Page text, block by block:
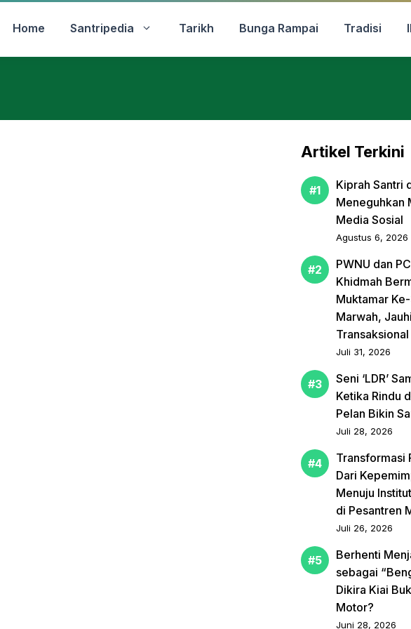
Home Santripedia Tarikh Bunga Rampai Tradisi
Artikel Terkini
Kiprah Santri
Meneguhkan
Media Sosial
Agustus 6, 2026
PWNU dan
Khidmah
Muktamar
Marwah,
Transaksional
Juli 31, 2026
Seni ‘LDR’
Ketika Rindu
Pelan Bikin
Juli 28, 2026
Transformasi
Dari
Menuju
di Pesantren
Juli 26, 2026
Berhenti
sebagai
Dikira Kiai
Motor?
Juni 28, 2026